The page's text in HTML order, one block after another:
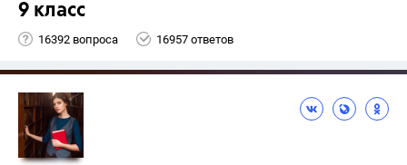
9 класс
16392 вопроса 16957 ответов